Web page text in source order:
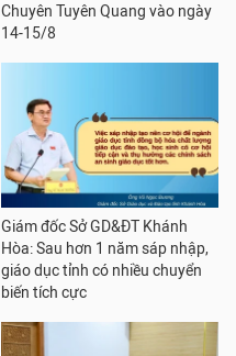
Chuyên Tuyên Quang vào ngày
14-15/8
Giám đốc Sở GD&ĐT Khánh
Hòa: Sau hơn 1 năm sáp nhập,
giáo dục tỉnh có nhiều chuyển
biến tích cực